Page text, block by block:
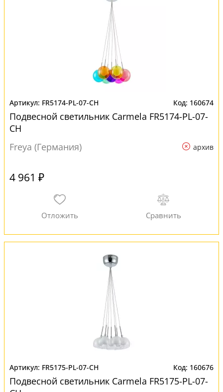
FR5174-PL-07-CH 160674
Подвесной светильник Carmela FR5174-PL-07-
CH
Freya (Германия)
архив
4 961 ₽
FR5175-PL-07-CH 160676
Подвесной светильник Carmela FR5175-PL-07-